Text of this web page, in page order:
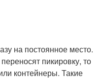
на постоянное место.
пикировку, то
контейнеры. Такие